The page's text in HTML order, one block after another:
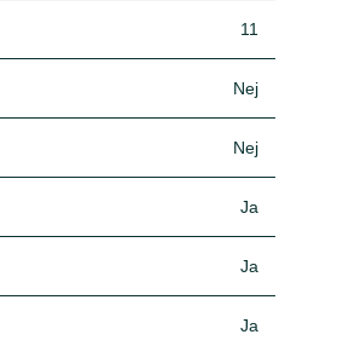
11
Nej
Nej
Ja
Ja
Ja